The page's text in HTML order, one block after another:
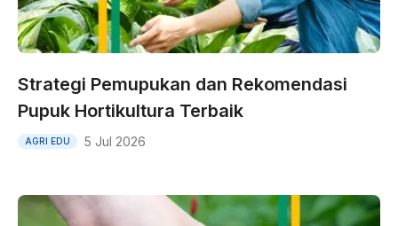
Strategi Pemupukan dan Rekomendasi
Pupuk Hortikultura Terbaik
AGRI EDU 5 Jul 2026